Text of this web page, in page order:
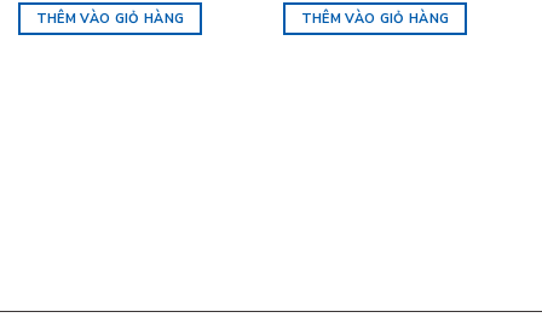
THÊM VÀO GIỎ HÀNG THÊM VÀO GIỎ HÀNG